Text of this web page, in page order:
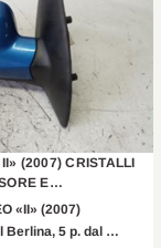
(2007) CRISTALLI
E…
«II» (2007)
Berlina, 5 p. dal …